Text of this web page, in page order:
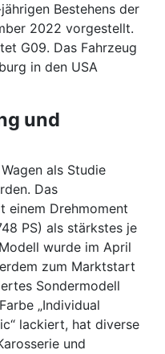
Bestehens der
2022 vorgestellt.
G09. Das Fahrzeug
in den USA
und
als Studie
Das
einem Drehmoment
PS) als stärkstes je
wurde im April
zum Marktstart
Sondermodell
„Individual
lackiert, hat diverse
und